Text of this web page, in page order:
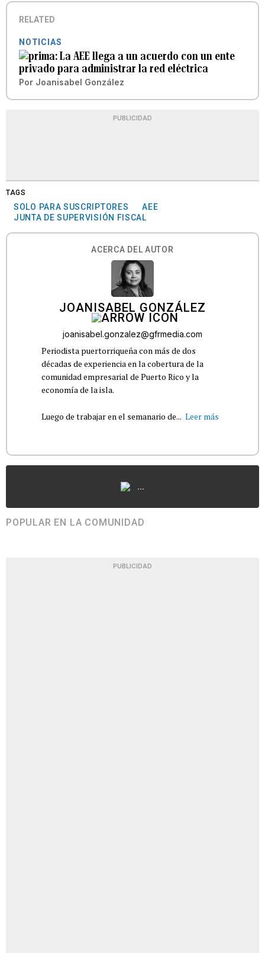
RELATED
NOTICIAS
La AEE llega a un acuerdo con un ente
privado para administrar la red eléctrica
Por Joanisabel González
PUBLICIDAD
TAGS
SOLO PARA SUSCRIPTORES
AEE
JUNTA DE SUPERVISIÓN FISCAL
ACERCA DEL AUTOR
JOANISABEL GONZÁLEZ
joanisabel.gonzalez@gfrmedia.com
Periodista puertorriqueña con más de dos
décadas de experiencia en la cobertura de la
comunidad empresarial de Puerto Rico y la
economía de la isla.
Luego de trabajar en el semanario de... Leer más
...
POPULAR EN LA COMUNIDAD
PUBLICIDAD